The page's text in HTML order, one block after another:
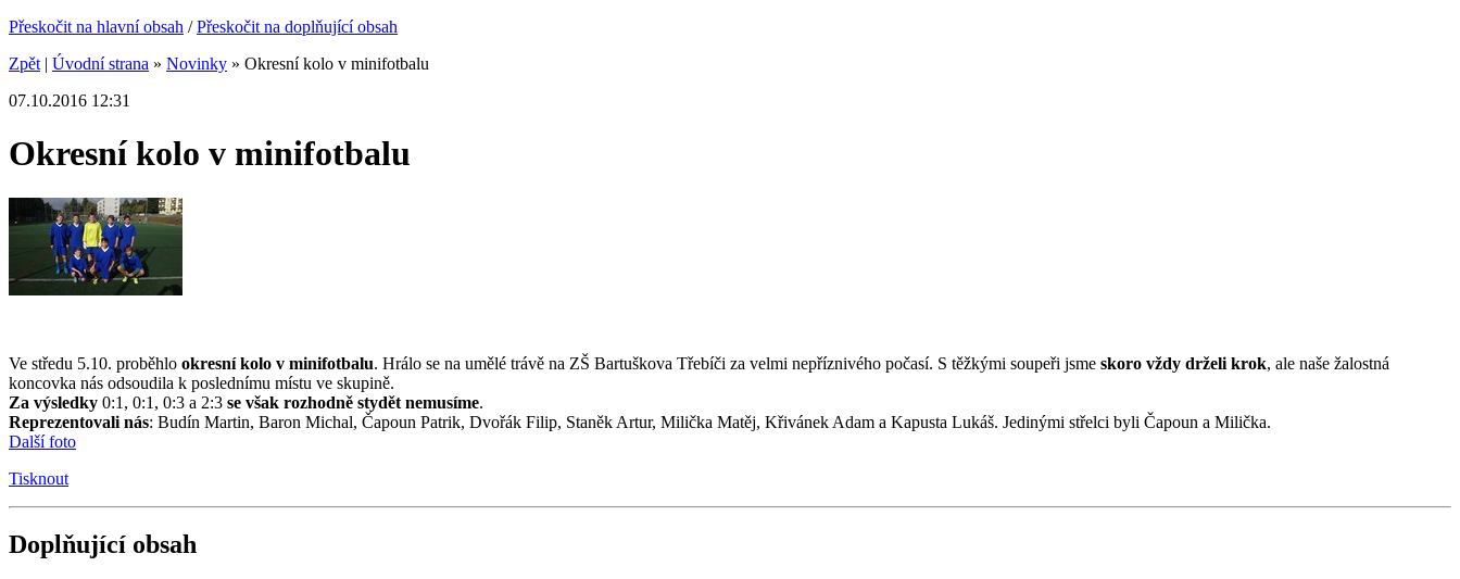
Přeskočit na hlavní obsah /Přeskočit na doplňující obsah
Zpět | Úvodní strana » Novinky » Okresní kolo v minifotbalu
07.10.2016 12:31
Okresní kolo v minifotbalu
Ve středu 5.10. proběhlo okresní kolo v minifotbalu. Hrálo se na umělé trávě na ZŠ Bartuškova Třebíči za velmi nepříznivého počasí. S těžkými soupeři jsme skoro vždy drželi krok, ale naše žalostná
koncovka nás odsoudila k poslednímu místu ve skupině.
Za výsledky 0:1, 0:1, 0:3 a 2:3 se však rozhodně stydět nemusíme.
Reprezentovali nás: Budín Martin, Baron Michal, Čapoun Patrik, Dvořák Filip, Staněk Artur, Milička Matěj, Křivánek Adam a Kapusta Lukáš. Jedinými střelci byli Čapoun a Milička.
Další foto
Tisknout
Doplňující obsah